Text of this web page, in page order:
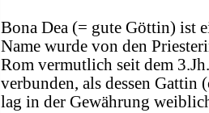
Bona Dea (= gute Göttin) ist
Name wurde von den
Rom vermutlich seit dem
verbunden, als dessen Gattin
lag in der Gewährung